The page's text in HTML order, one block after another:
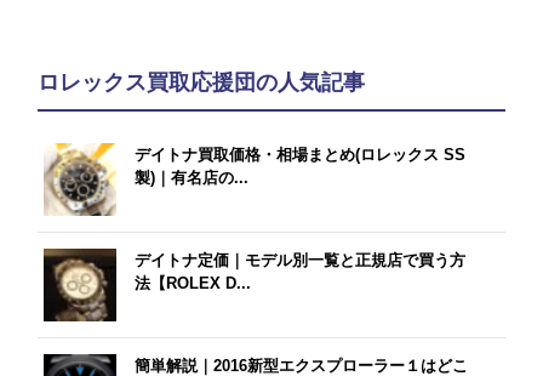
ロレックス買取応援団の人気記事
デイトナ買取価格・相場まとめ(ロレックス SS
製)｜有名店の...
デイトナ定価｜モデル別一覧と正規店で買う方
法【ROLEX D...
簡単解説｜2016新型エクスプローラー１はどこ